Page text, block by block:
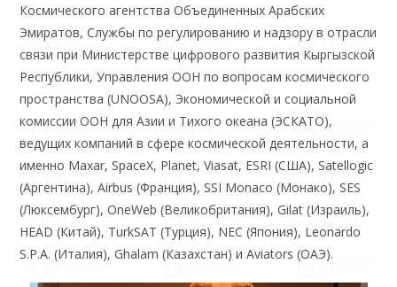
Космического агентства Объединенных Арабских
Эмиратов, Службы по регулированию и надзору в отрасли
связи при Министерстве цифрового развития Кыргызской
Республики, Управления ООН по вопросам космического
пространства (UNOOSA), Экономической и социальной
комиссии ООН для Азии и Тихого океана (ЭСКАТО),
ведущих компаний в сфере космической деятельности, а
именно Maxar, SpaceX, Planet, Viasat, ESRI (США), Satellogic
(Аргентина), Airbus (Франция), SSI Monaco (Монако), SES
(Люксембург), OneWeb (Великобритания), Gilat (Израиль),
HEAD (Китай), TurkSAT (Турция), NEC (Япония), Leonardo
S.P.A. (Италия), Ghalam (Казахстан) и Aviators (ОАЭ).